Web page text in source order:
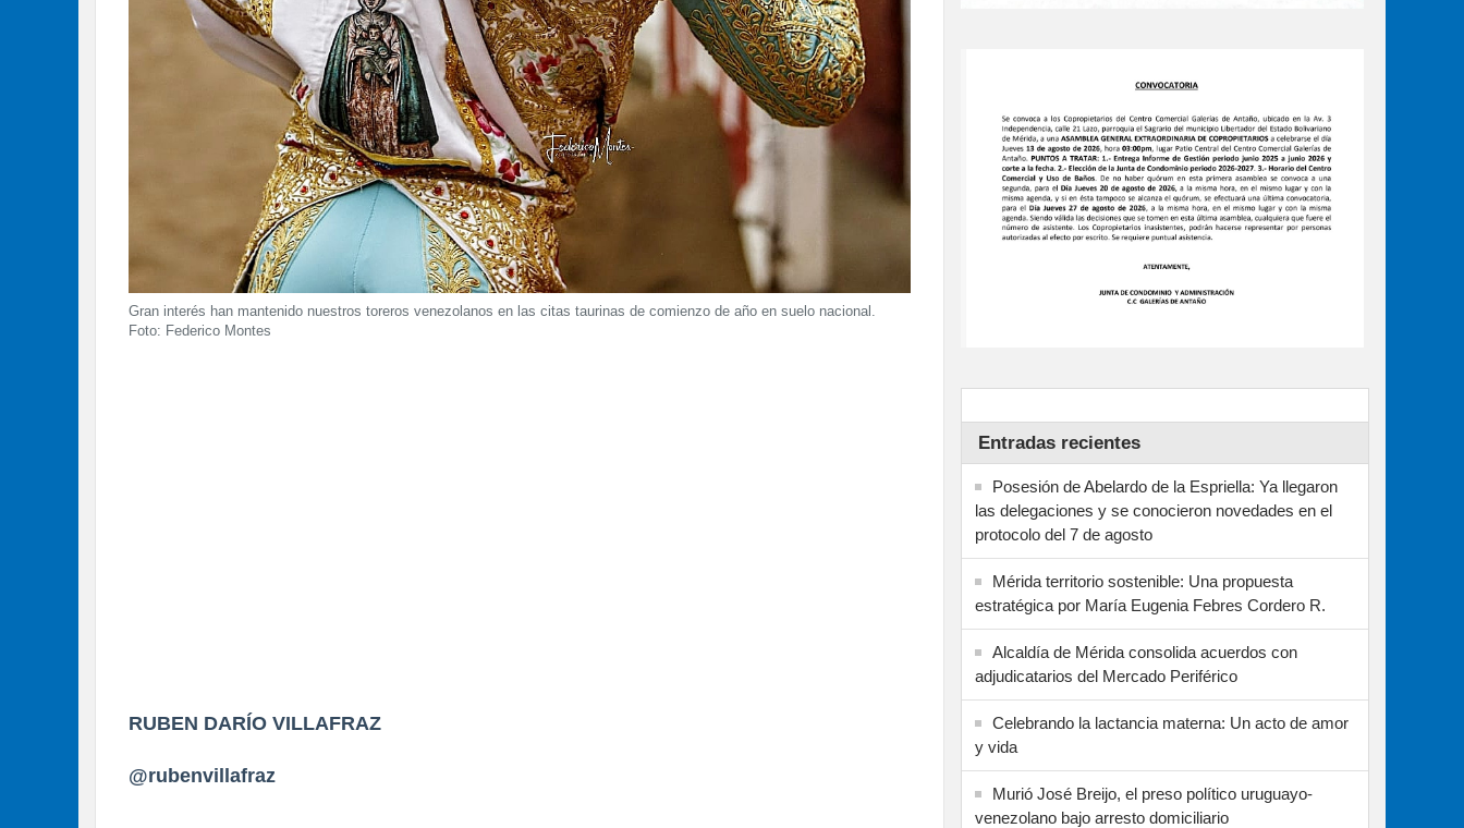
Gran interés han mantenido nuestros toreros venezolanos en las citas taurinas de comienzo de año en suelo nacional.
Foto: Federico Montes
RUBEN DARÍO VILLAFRAZ
@rubenvillafraz
Entradas recientes
Posesión de Abelardo de la Espriella: Ya llegaron
las delegaciones y se conocieron novedades en el
protocolo del 7 de agosto
Mérida territorio sostenible: Una propuesta
estratégica por María Eugenia Febres Cordero R.
Alcaldía de Mérida consolida acuerdos con
adjudicatarios del Mercado Periférico
Celebrando la lactancia materna: Un acto de amor
y vida
Murió José Breijo, el preso político uruguayo-
venezolano bajo arresto domiciliario